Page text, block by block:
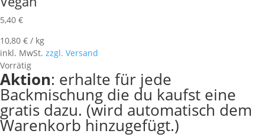
5,40 €
10,80 € / kg
inkl. MwSt. zzgl. Versand
Vorrätig
Aktion: erhalte für jede
Backmischung die du kaufst eine
gratis dazu. (wird automatisch dem
Warenkorb hinzugefügt.)